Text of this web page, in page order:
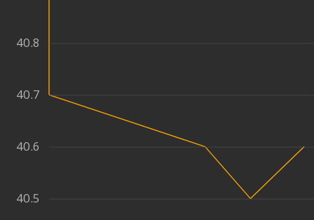
40.5
40.6
40.7
40.8